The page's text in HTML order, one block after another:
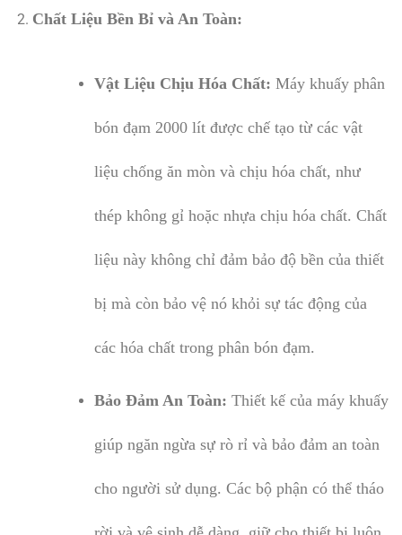
Chất Liệu Bền Bỉ và An Toàn:
Vật Liệu Chịu Hóa Chất: Máy khuấy phân
bón đạm 2000 lít được chế tạo từ các vật
liệu chống ăn mòn và chịu hóa chất, như
thép không gỉ hoặc nhựa chịu hóa chất. Chất
liệu này không chỉ đảm bảo độ bền của thiết
bị mà còn bảo vệ nó khỏi sự tác động của
các hóa chất trong phân bón đạm.
Bảo Đảm An Toàn: Thiết kế của máy khuấy
giúp ngăn ngừa sự rò rỉ và bảo đảm an toàn
cho người sử dụng. Các bộ phận có thể tháo